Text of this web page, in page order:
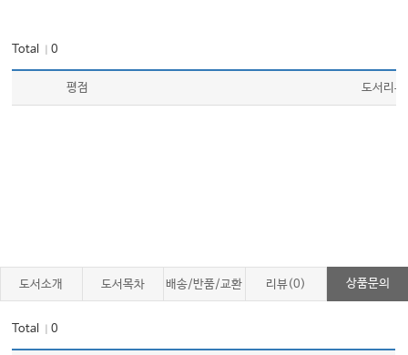
Total ｜0
평점 도서리뷰
도서소개 도서목차 배송/반품/교환 리뷰(0) 상품문의
Total ｜0